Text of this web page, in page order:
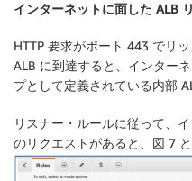
インターネットに面した ALB
HTTP 要求がポート 443 でリ
ALB に到達すると、インター
プとして定義されている内部
リスナー・ルールに従って、
のリクエストがあると、図 7